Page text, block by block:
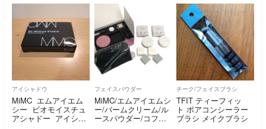
アイシャドウ
MiMC エムアイエム
シー ビオモイスチュ
アシャドー アイシャ
フェイスパウダー
MiMC/エムアイエムシ
ー/バームクリーム/ル
ースパウダー/コフレB
チーク/フェイスブラシ
TFIT ティーフィッ
ト ポアコンシーラー
ブラシ メイクブラシ